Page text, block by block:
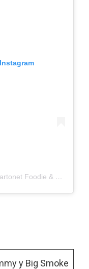
Una publicación compartida de El Fartonet Foodie & Rock (@elfartonet)
y Big Smoke